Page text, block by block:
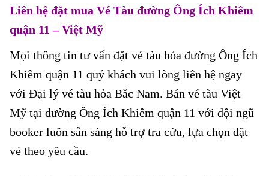
Liên hệ đặt mua Vé Tàu đường Ông Ích Khiêm
quận 11 – Việt Mỹ
Mọi thông tin tư vấn đặt vé tàu hỏa đường Ông Ích
Khiêm quận 11 quý khách vui lòng liên hệ ngay
với Đại lý vé tàu hỏa Bắc Nam. Bán vé tàu Việt
Mỹ tại đường Ông Ích Khiêm quận 11 với đội ngũ
booker luôn sẵn sàng hỗ trợ tra cứu, lựa chọn đặt
vé theo yêu cầu.